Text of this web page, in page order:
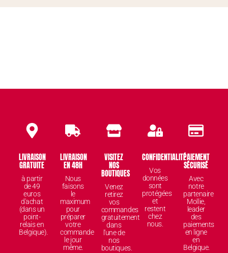
LIVRAISON
GRATUITE
à partir
de 49
euros
d'achat
(dans un
point-
relais en
Belgique).
LIVRAISON
EN 48H
Nous
faisons
le
maximum
pour
préparer
votre
commande
le jour
même.
VISITEZ
NOS
BOUTIQUES
Venez
retirez
vos
commandes
gratuitement
dans
l'une de
nos
boutiques.
CONFIDENTIALITÉ
Vos
données
sont
protégées
et
restent
chez
nous.
PAIEMENT
SÉCURISÉ
Avec
notre
partenaire
Mollie,
leader
des
paiements
en ligne
en
Belgique.